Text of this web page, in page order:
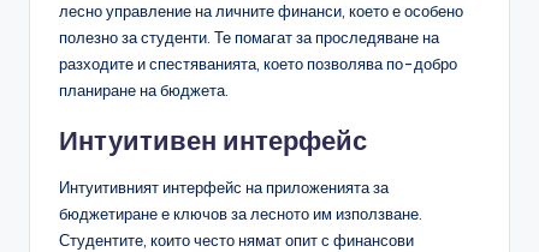
лесно управление на личните финанси, което е особено
полезно за студенти. Те помагат за проследяване на
разходите и спестяванията, което позволява по-добро
планиране на бюджета.
Интуитивен интерфейс
Интуитивният интерфейс на приложенията за
бюджетиране е ключов за лесното им използване.
Студентите, които често нямат опит с финансови